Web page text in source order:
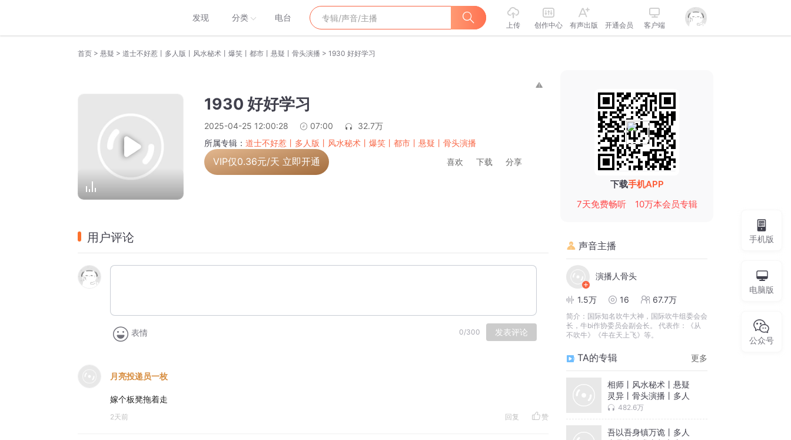
发现 分类 电台
上传 创作中心 有声出版 开通会员 客户端
首页 > 悬疑 > 道士不好惹丨多人版丨风水秘术丨爆笑丨都市丨悬疑丨骨头演播 > 1930 好好学习
1930 好好学习
2025-04-25 12:00:28 07:00
32.7万
所属专辑： 道士不好惹丨多人版丨风水秘术丨爆笑丨都市丨悬疑丨骨头演播
VIP仅0.36元/天 立即开通 喜欢 下载 分享
用户评论
表情 0/300 发表评论
月亮投递员一枚
嫁个板凳拖着走
2天前 回复 赞
下载手机APP
7天免费畅听
10万本会员专辑
声音主播
演播人骨头
1.5万 16 67.7万
简介： 国际知名吹牛大神，国际吹牛组委会会
长，牛bi作协委员会副会长。 代表作：《从
不吹牛》《牛在天上飞》等。
TA的专辑 更多
相师丨风水秘术丨悬疑
灵异丨骨头演播丨多人
482.6万
吾以吾身镇万诡丨多人
手机版
电脑版
公众号